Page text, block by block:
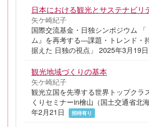
日本における観光とサステナビリ
矢ケ崎紀子
国際交流基金・日独シンポジウム
ム』を再考する―課題・トレンド・
据えた 日独の視点」 2025年3月19日
観光地域づくりの基本
矢ケ崎紀子
観光立国を先導する世界トップクラ
くりセミナーin檜山（国土交通省北
年2月21日
招待有り